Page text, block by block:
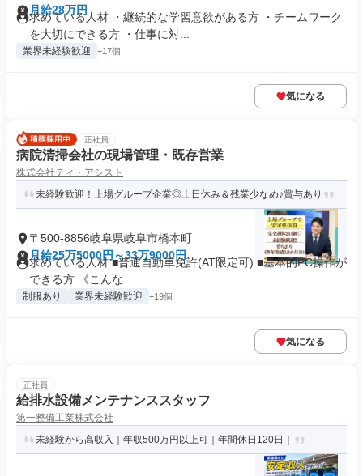
月給28万円
求めている人材 ・継続的な学習意欲がある方 ・チームワーク
を大切にできる方 ・仕事に対...
業界未経験歓迎 +17個
気になる
正社員
病院清掃会社の現場管理・既存営業
株式会社ティ・アシスト
未経験歓迎！上場グループ企業◎土日休み＆残業少なめ♪賞与あり
〒500-8856岐阜県岐阜市橋本町
月給25万5000円～33万9000円
求めている人材 ■普通自動車免許(AT限定可) ■基本的PC操作が
できる方 《こんな...
制服あり 業界未経験歓迎 +19個
気になる
正社員
給排水設備メンテナンススタッフ
第一整備工業株式会社
未経験から高収入｜年収500万円以上可｜年間休日120日｜